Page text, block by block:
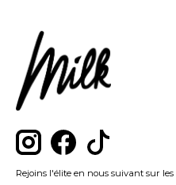
Rejoins l'élite en nous suivant sur